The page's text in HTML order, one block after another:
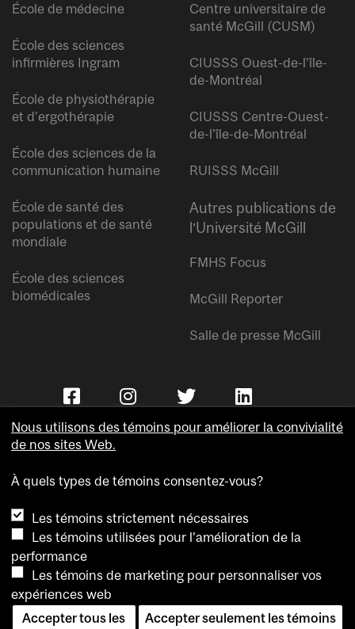
École de médecine
École des sciences
infirmières Ingram
École de physiothérapie
et d’ergothérapie
École des sciences de la
communication humaine
École de santé des
populations et de santé
mondiale
École des sciences
biomédicales
Centre universitaire de
santé McGill (CUSM)
CIUSSS Ouest-de-l’île-
de-Montréal
CIUSSS Centre-Ouest-
de-l’île-de-Montréal
RUISSS McGill
Autres publications de
l’Université McGill
FMHS Focus
McGill Reporter
Salle de presse McGill
Accessibilité
Confidentialité
Avis sur les témoins
Nous utilisons des témoins pour améliorer la convivialité
de nos sites Web.
À quels types de témoins consentez-vous?
Les témoins strictement nécessaires
Les témoins utilisées pour l'amélioration de la
performance
Les témoins de marketing pour personnaliser vos
expériences web
Accepter tous les
Accepter seulement les témoins